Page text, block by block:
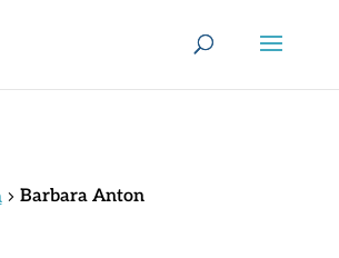
Barbara Anton